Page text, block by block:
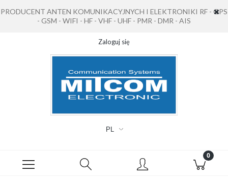
PRODUCENT ANTEN KOMUNIKACYJNYCH I ELEKTRONIKI RF - GPS
- GSM - WIFI - HF - VHF - UHF - PMR - DMR - AIS
Zaloguj się